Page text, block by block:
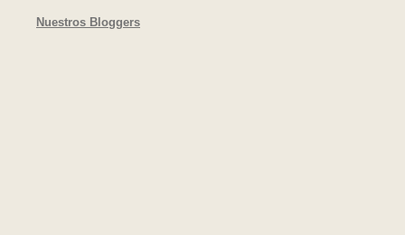
Nuestros Bloggers